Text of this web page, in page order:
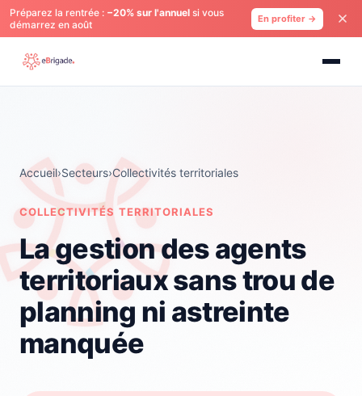
Préparez la rentrée : −20% sur l'annuel si vous
démarrez en août
En profiter →
Accueil›Secteurs›Collectivités territoriales
COLLECTIVITÉS TERRITORIALES
La gestion des agents
territoriaux sans trou de
planning ni astreinte
manquée